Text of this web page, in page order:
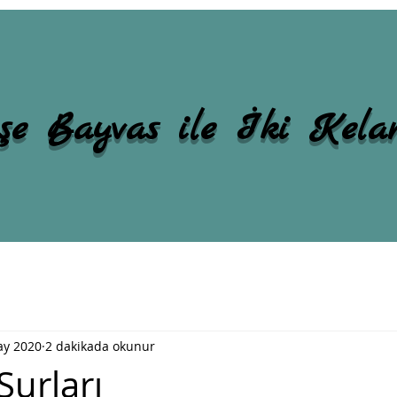
Bayvas ile İki
2020 2 dakikada okunur